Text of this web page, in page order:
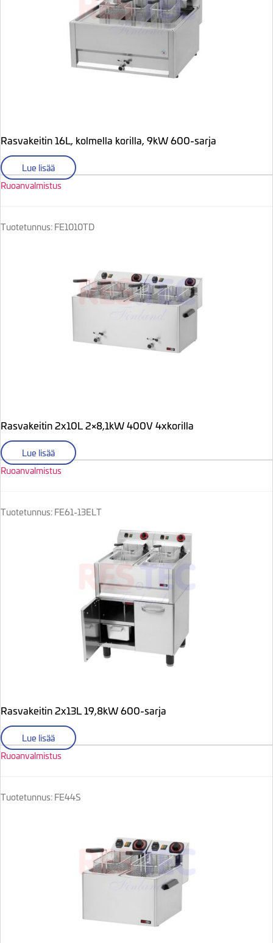
Rasvakeitin 16L, kolmella korilla, 9kW 600-sarja
Lue lisää
Ruoanvalmistus
Tuotetunnus: FE1010TD
Rasvakeitin 2x10L 2×8,1kW 400V 4xkorilla
Lue lisää
Ruoanvalmistus
Tuotetunnus: FE61-13ELT
Rasvakeitin 2x13L 19,8kW 600-sarja
Lue lisää
Ruoanvalmistus
Tuotetunnus: FE44S